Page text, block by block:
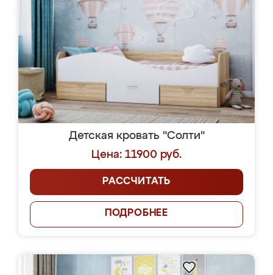
Детская кровать "Солти"
Цена: 11900 руб.
РАССЧИТАТЬ
ПОДРОБНЕЕ